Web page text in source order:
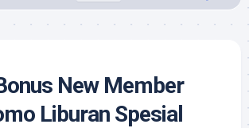
New Member
Liburan Spesial